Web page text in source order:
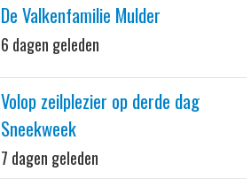
De Valkenfamilie Mulder
6 dagen geleden
Volop zeilplezier op derde dag
Sneekweek
7 dagen geleden